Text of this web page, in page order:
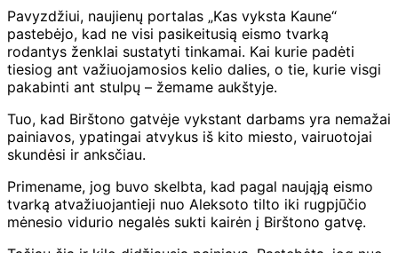
Pavyzdžiui, naujienų portalas „Kas vyksta Kaune“
pastebėjo, kad ne visi pasikeitusią eismo tvarką
rodantys ženklai sustatyti tinkamai. Kai kurie padėti
tiesiog ant važiuojamosios kelio dalies, o tie, kurie visgi
pakabinti ant stulpų – žemame aukštyje.
Tuo, kad Birštono gatvėje vykstant darbams yra nemažai
painiavos, ypatingai atvykus iš kito miesto, vairuotojai
skundėsi ir anksčiau.
Primename, jog buvo skelbta, kad pagal naująją eismo
tvarką atvažiuojantieji nuo Aleksoto tilto iki rugpjūčio
mėnesio vidurio negalės sukti kairėn į Birštono gatvę.